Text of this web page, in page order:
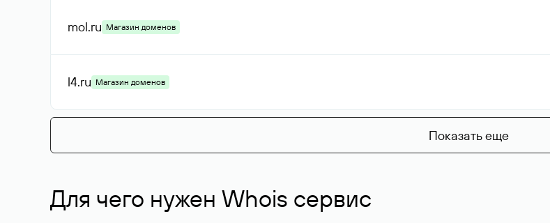
mol.ru Магазин доменов
l4.ru Магазин доменов
Показать еще
Для чего нужен Whois сервис